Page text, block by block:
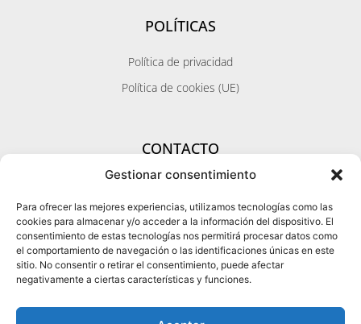
Gestionar consentimiento
Para ofrecer las mejores experiencias, utilizamos tecnologías como las
cookies para almacenar y/o acceder a la información del dispositivo. El
consentimiento de estas tecnologías nos permitirá procesar datos como
el comportamiento de navegación o las identificaciones únicas en este
sitio. No consentir o retirar el consentimiento, puede afectar
negativamente a ciertas características y funciones.
POLÍTICAS
Política de privacidad
Política de cookies (UE)
CONTACTO
Zona Santa Cruz / Metropolitana / Norte
38002 Santa Cruz de Tenerife
WhatsApp Citas
Zona sur
Centro Médico Ozonic Life
38678 Adeje